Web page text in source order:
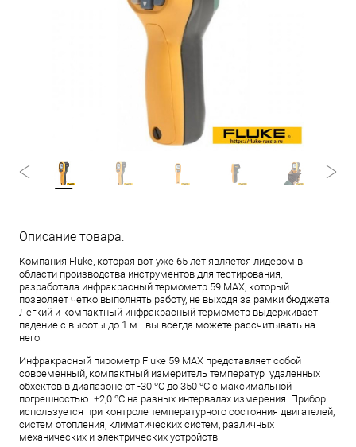
Описание товара:
Компания Fluke, которая вот уже 65 лет является лидером в
области производства инструментов для тестирования,
разработала инфракрасный термометр 59 MAX, который
позволяет четко выполнять работу, не выходя за рамки бюджета.
Легкий и компактный инфракрасный термометр выдерживает
падение с высоты до 1 м - вы всегда можете рассчитывать на
него.
Инфракрасный пирометр Fluke 59 MAX представляет собой
современный, компактный измеритель температур удаленных
обхектов в диапазоне от -30 °C до 350 °C с максимальной
погрешностью ±2,0 °C на разных интервалах измерения. Прибор
используется при контроле температурного состояния двигателей,
систем отопления, климатических систем, различных
механических и электрических устройств.